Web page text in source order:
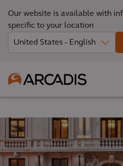
Our website is available with
specific to your location